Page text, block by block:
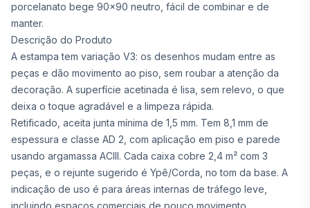
porcelanato bege 90x90 neutro, fácil de combinar e de
manter.
Descrição do Produto
A estampa tem variação V3: os desenhos mudam entre as
peças e dão movimento ao piso, sem roubar a atenção da
decoração. A superfície acetinada é lisa, sem relevo, o que
deixa o toque agradável e a limpeza rápida.
Retificado, aceita junta mínima de 1,5 mm. Tem 8,1 mm de
espessura e classe AD 2, com aplicação em piso e parede
usando argamassa ACIII. Cada caixa cobre 2,4 m² com 3
peças, e o rejunte sugerido é Ypê/Corda, no tom da base. A
indicação de uso é para áreas internas de tráfego leve,
incluindo espaços comerciais de pouco movimento.